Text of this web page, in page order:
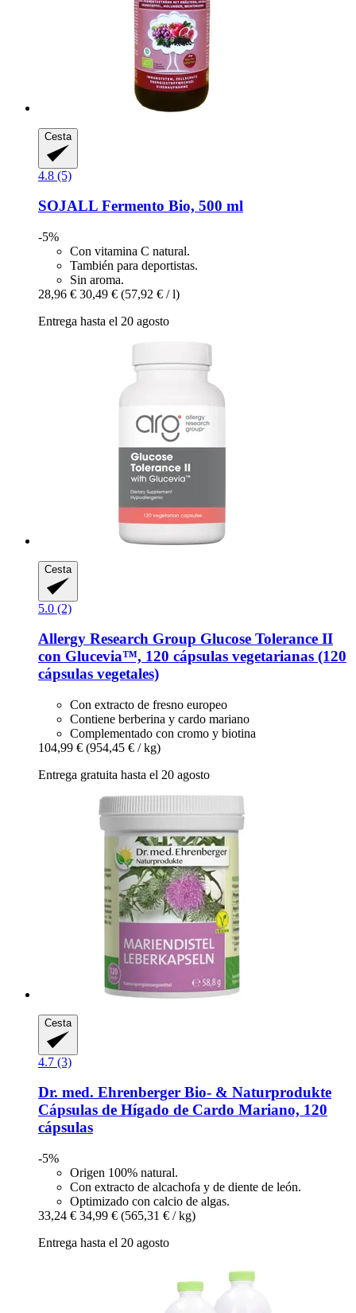
Cesta
4.8 (5)
SOJALL Fermento Bio, 500 ml
-5%
Con vitamina C natural.
También para deportistas.
Sin aroma.
28,96 € 30,49 € (57,92 € / l)
Entrega hasta el 20 agosto
Cesta
5.0 (2)
Allergy Research Group Glucose Tolerance II
con Glucevia™, 120 cápsulas vegetarianas (120
cápsulas vegetales)
Con extracto de fresno europeo
Contiene berberina y cardo mariano
Complementado con cromo y biotina
104,99 € (954,45 € / kg)
Entrega gratuita hasta el 20 agosto
Cesta
4.7 (3)
Dr. med. Ehrenberger Bio- & Naturprodukte
Cápsulas de Hígado de Cardo Mariano, 120
cápsulas
-5%
Origen 100% natural.
Con extracto de alcachofa y de diente de león.
Optimizado con calcio de algas.
33,24 € 34,99 € (565,31 € / kg)
Entrega hasta el 20 agosto